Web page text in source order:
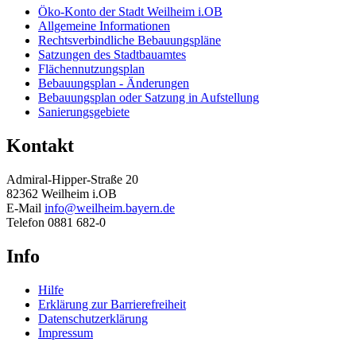
Öko-Konto der Stadt Weilheim i.OB
Allgemeine Informationen
Rechtsverbindliche Bebauungspläne
Satzungen des Stadtbauamtes
Flächennutzungsplan
Bebauungsplan - Änderungen
Bebauungsplan oder Satzung in Aufstellung
Sanierungsgebiete
Kontakt
Admiral-Hipper-Straße 20
82362 Weilheim i.OB
E-Mail info@weilheim.bayern.de
Telefon 0881 682-0
Info
Hilfe
Erklärung zur Barrierefreiheit
Datenschutzerklärung
Impressum